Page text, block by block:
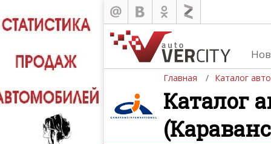
Главная Каталог
Каталог
Каталог
Автомобили
История марок автомобилей